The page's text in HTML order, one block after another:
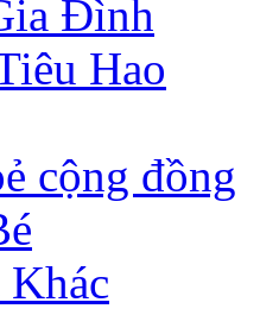
Đình
Hao
cộng đồng